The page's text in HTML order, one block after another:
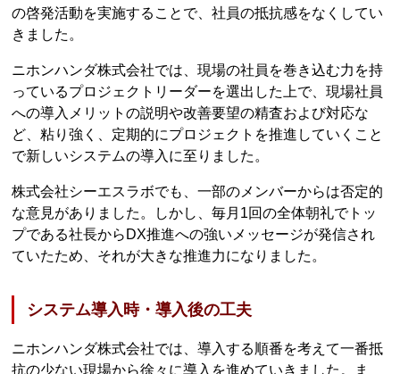
の啓発活動を実施することで、社員の抵抗感をなくしてい
きました。
ニホンハンダ株式会社では、現場の社員を巻き込む力を持
っているプロジェクトリーダーを選出した上で、現場社員
への導入メリットの説明や改善要望の精査および対応な
ど、粘り強く、定期的にプロジェクトを推進していくこと
で新しいシステムの導入に至りました。
株式会社シーエスラボでも、一部のメンバーからは否定的
な意見がありました。しかし、毎月1回の全体朝礼でトッ
プである社長からDX推進への強いメッセージが発信され
ていたため、それが大きな推進力になりました。
システム導入時・導入後の工夫
ニホンハンダ株式会社では、導入する順番を考えて一番抵
抗の少ない現場から徐々に導入を進めていきました。ま